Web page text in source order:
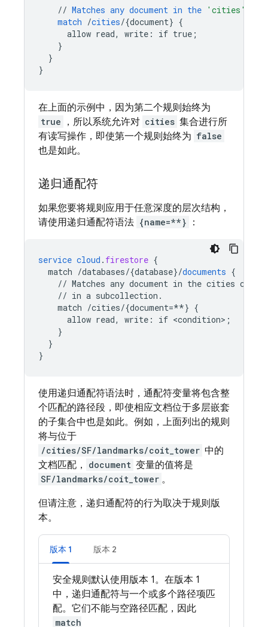
// Matches any document in the 'cities'
match /cities/{document} {
allow read, write : if true ;
}
}
}
在上面的示例中，因为第二个规则始终为
true ，所以系统允许对 cities 集合进行所
有读写操作，即使第一个规则始终为 false
也是如此。
递归通配符
如果您要将规则应用于任意深度的层次结构，
请使用递归通配符语法 {name=**} ：
service cloud . firestore {
match /databases/{database}/documents {
// Matches any document in the cities
// in a subcollection.
match /cities/{document=**} {
allow read, write : if <condition> ;
}
}
}
使用递归通配符语法时，通配符变量将包含整
个匹配的路径段，即使相应文档位于多层嵌套
的子集合中也是如此。例如，上面列出的规则
将与位于
/cities/SF/landmarks/coit_tower 中的
文档匹配，
document 变量的值将是
SF/landmarks/coit_tower 。
但请注意，递归通配符的行为取决于规则版
本。
版本 1 版本 2
安全规则默认使用版本 1。在版本 1
中，递归通配符与一个或多个路径项匹
配。它们不能与空路径匹配，因此
match